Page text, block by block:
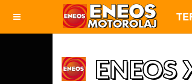
ENEOS